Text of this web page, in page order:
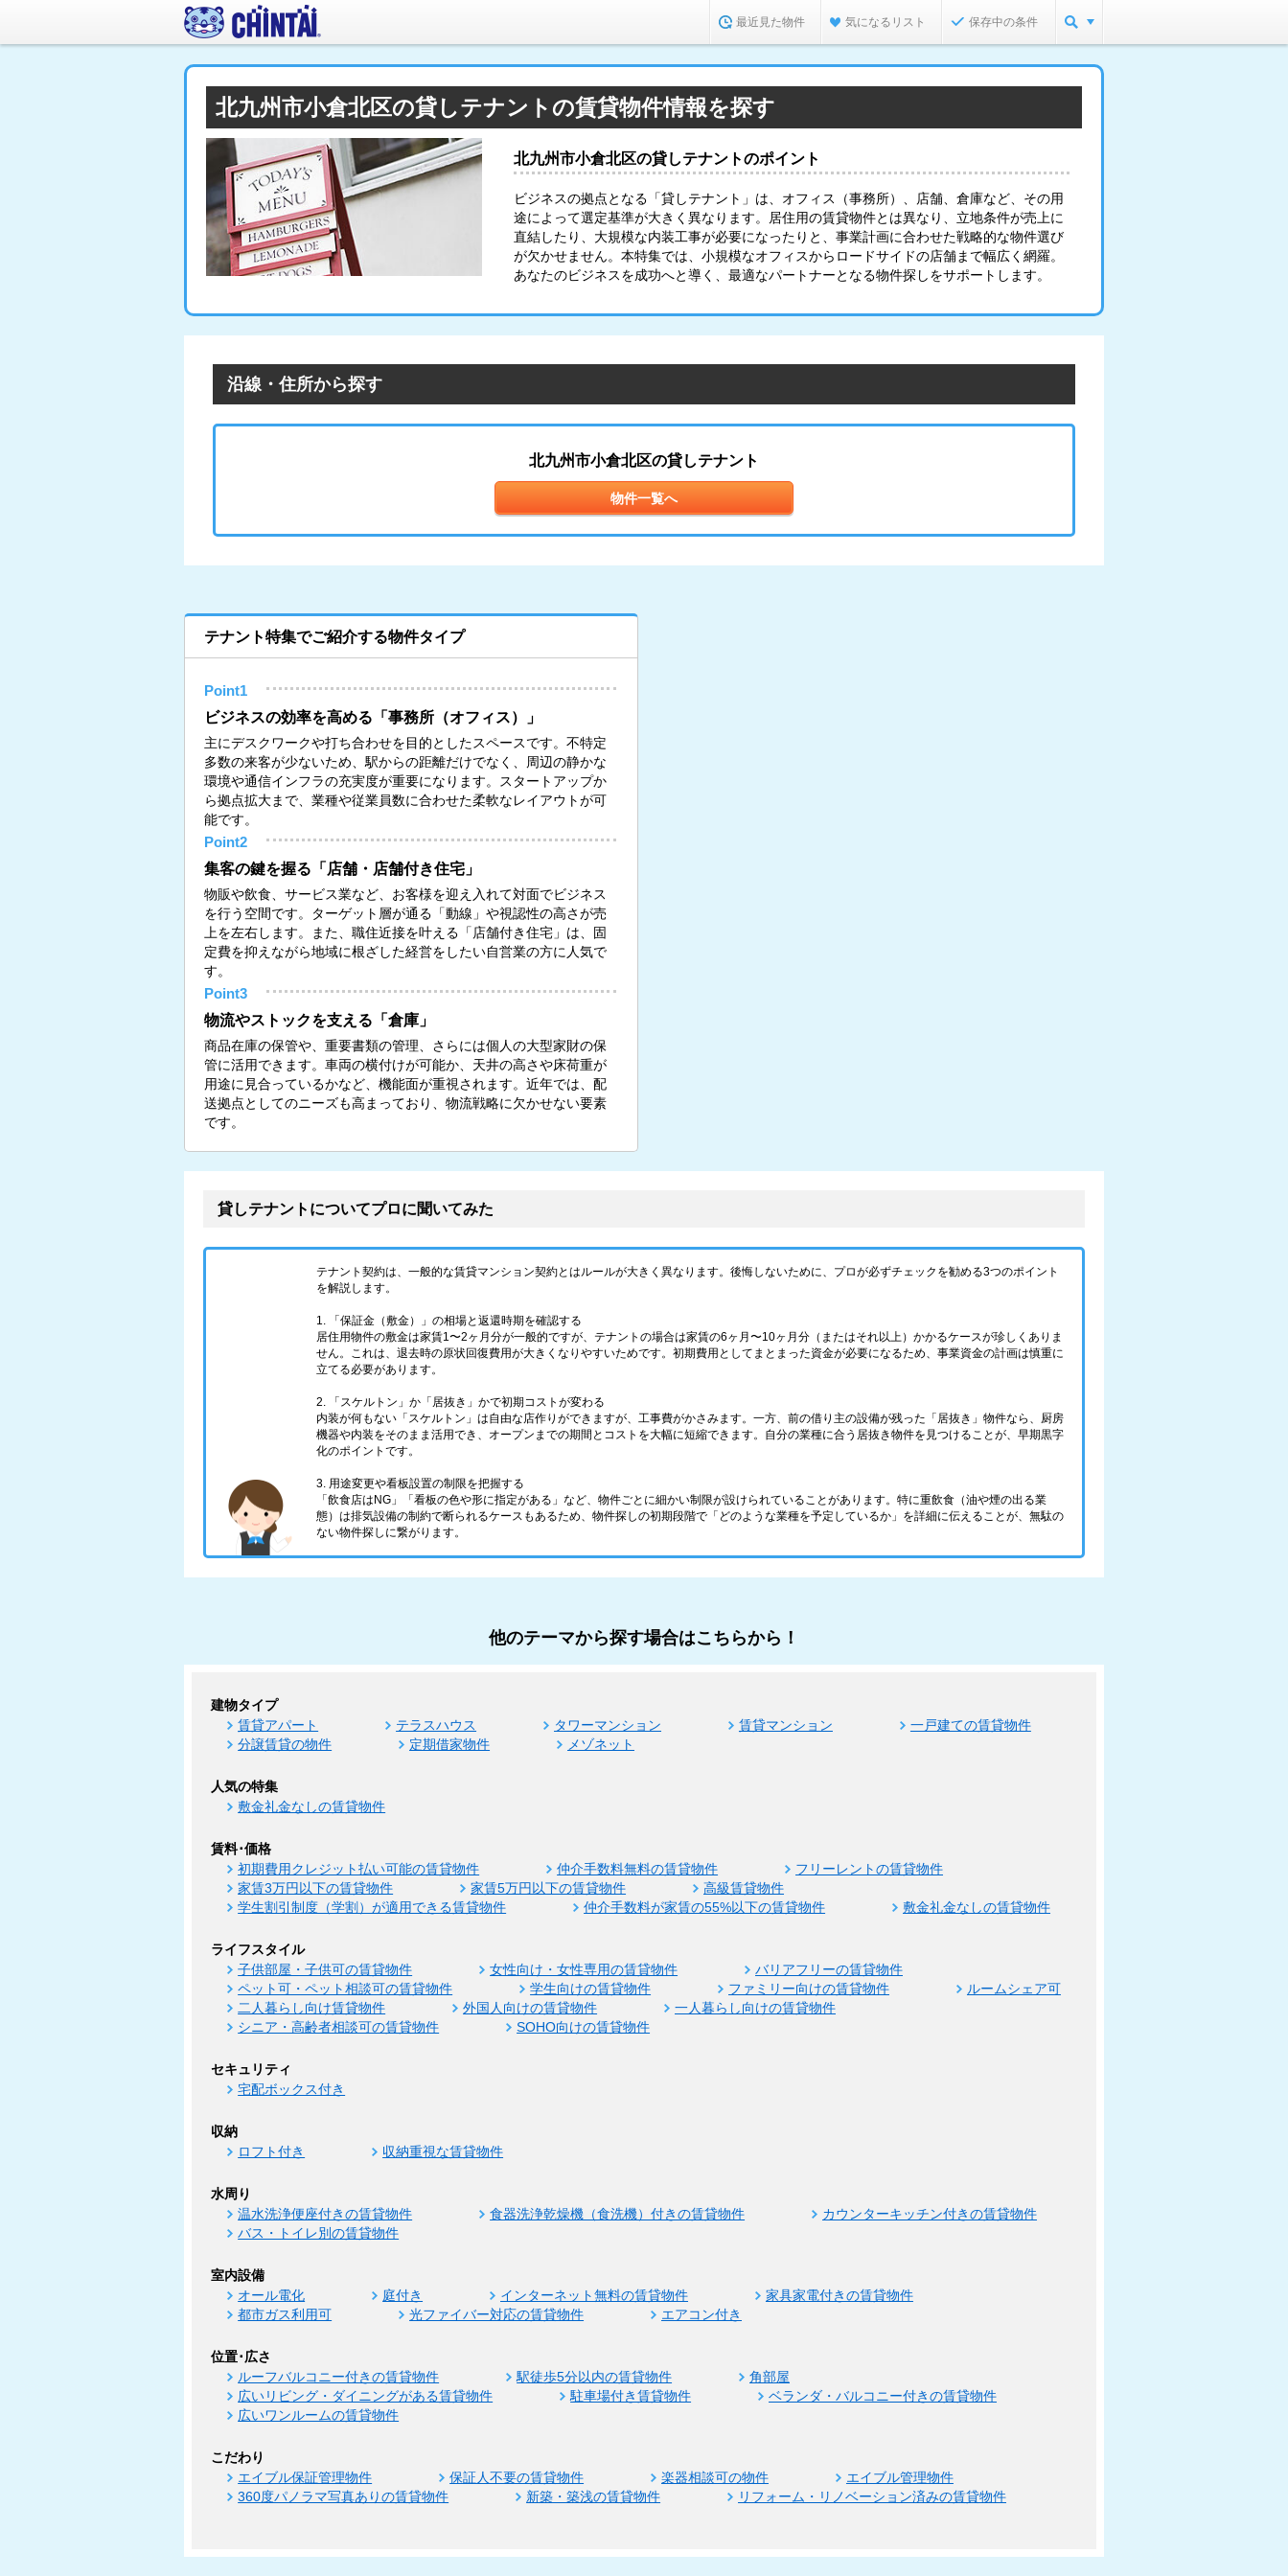
最近見た物件 気になるリスト 保存中の条件
北九州市小倉北区の貸しテナントの賃貸物件情報を探す
北九州市小倉北区の貸しテナントのポイント
ビジネスの拠点となる「貸しテナント」は、オフィス（事務所）、店舗、倉庫など、その用
途によって選定基準が大きく異なります。居住用の賃貸物件とは異なり、立地条件が売上に
直結したり、大規模な内装工事が必要になったりと、事業計画に合わせた戦略的な物件選び
が欠かせません。本特集では、小規模なオフィスからロードサイドの店舗まで幅広く網羅。
あなたのビジネスを成功へと導く、最適なパートナーとなる物件探しをサポートします。
沿線・住所から探す
北九州市小倉北区の貸しテナント
物件一覧へ
テナント特集でご紹介する物件タイプ
Point1
ビジネスの効率を高める「事務所（オフィス）」
主にデスクワークや打ち合わせを目的としたスペースです。不特定
多数の来客が少ないため、駅からの距離だけでなく、周辺の静かな
環境や通信インフラの充実度が重要になります。スタートアップか
ら拠点拡大まで、業種や従業員数に合わせた柔軟なレイアウトが可
能です。
Point2
集客の鍵を握る「店舗・店舗付き住宅」
物販や飲食、サービス業など、お客様を迎え入れて対面でビジネス
を行う空間です。ターゲット層が通る「動線」や視認性の高さが売
上を左右します。また、職住近接を叶える「店舗付き住宅」は、固
定費を抑えながら地域に根ざした経営をしたい自営業の方に人気で
す。
Point3
物流やストックを支える「倉庫」
商品在庫の保管や、重要書類の管理、さらには個人の大型家財の保
管に活用できます。車両の横付けが可能か、天井の高さや床荷重が
用途に見合っているかなど、機能面が重視されます。近年では、配
送拠点としてのニーズも高まっており、物流戦略に欠かせない要素
です。
貸しテナントについてプロに聞いてみた
テナント契約は、一般的な賃貸マンション契約とはルールが大きく異なります。後悔しないために、プロが必ずチェックを勧める3つのポイント
を解説します。
1. 「保証金（敷金）」の相場と返還時期を確認する
居住用物件の敷金は家賃1〜2ヶ月分が一般的ですが、テナントの場合は家賃の6ヶ月〜10ヶ月分（またはそれ以上）かかるケースが珍しくありま
せん。これは、退去時の原状回復費用が大きくなりやすいためです。初期費用としてまとまった資金が必要になるため、事業資金の計画は慎重に
立てる必要があります。
2. 「スケルトン」か「居抜き」かで初期コストが変わる
内装が何もない「スケルトン」は自由な店作りができますが、工事費がかさみます。一方、前の借り主の設備が残った「居抜き」物件なら、厨房
機器や内装をそのまま活用でき、オープンまでの期間とコストを大幅に短縮できます。自分の業種に合う居抜き物件を見つけることが、早期黒字
化のポイントです。
3. 用途変更や看板設置の制限を把握する
「飲食店はNG」「看板の色や形に指定がある」など、物件ごとに細かい制限が設けられていることがあります。特に重飲食（油や煙の出る業
態）は排気設備の制約で断られるケースもあるため、物件探しの初期段階で「どのような業種を予定しているか」を詳細に伝えることが、無駄の
ない物件探しに繋がります。
他のテーマから探す場合はこちらから！
建物タイプ
賃貸アパート テラスハウス タワーマンション 賃貸マンション
一戸建ての賃貸物件
分譲賃貸の物件
定期借家物件 メゾネット
人気の特集
敷金礼金なしの賃貸物件
賃料･価格
初期費用クレジット払い可能の賃貸物件 仲介手数料無料の賃貸物件
フリーレントの賃貸物件
家賃3万円以下の賃貸物件
家賃5万円以下の賃貸物件
高級賃貸物件
学生割引制度（学割）が適用できる賃貸物件
仲介手数料が家賃の55%以下の賃貸物件 敷金礼金なしの賃貸物件
ライフスタイル
子供部屋・子供可の賃貸物件 女性向け・女性専用の賃貸物件
バリアフリーの賃貸物件
ペット可・ペット相談可の賃貸物件
学生向けの賃貸物件 ファミリー向けの賃貸物件
ルームシェア可
二人暮らし向け賃貸物件
外国人向けの賃貸物件
一人暮らし向けの賃貸物件
シニア・高齢者相談可の賃貸物件
SOHO向けの賃貸物件
セキュリティ
宅配ボックス付き
収納
ロフト付き 収納重視な賃貸物件
水周り
温水洗浄便座付きの賃貸物件 食器洗浄乾燥機（食洗機）付きの賃貸物件
カウンターキッチン付きの賃貸物件
バス・トイレ別の賃貸物件
室内設備
オール電化 庭付き インターネット無料の賃貸物件
家具家電付きの賃貸物件
都市ガス利用可
光ファイバー対応の賃貸物件 エアコン付き
位置･広さ
ルーフバルコニー付きの賃貸物件 駅徒歩5分以内の賃貸物件
角部屋
広いリビング・ダイニングがある賃貸物件
駐車場付き賃貸物件
ベランダ・バルコニー付きの賃貸物件
広いワンルームの賃貸物件
こだわり
エイブル保証管理物件 保証人不要の賃貸物件 楽器相談可の物件
エイブル管理物件
360度パノラマ写真ありの賃貸物件
新築・築浅の賃貸物件 リフォーム・リノベーション済みの賃貸物件